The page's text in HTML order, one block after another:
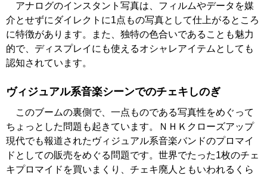
アナログのインスタント写真は、フィルムやデータを媒
介とせずにダイレクトに1点もの写真として仕上がるところ
に特徴があります。また、独特の色合いであることも魅力
的で、ディスプレイにも使えるオシャレアイテムとしても
認知されています。
ヴィジュアル系音楽シーンでのチェキしのぎ
このブームの裏側で、一点ものである写真性をめぐって
ちょっとした問題も起きています。ＮＨＫクローズアップ
現代でも報道されたヴィジュアル系音楽バンドのプロマイ
ドとしての販売をめぐる問題です。世界でたった1枚のチェ
キプロマイドを買いまくり、チェキ廃人ともいわれるくら